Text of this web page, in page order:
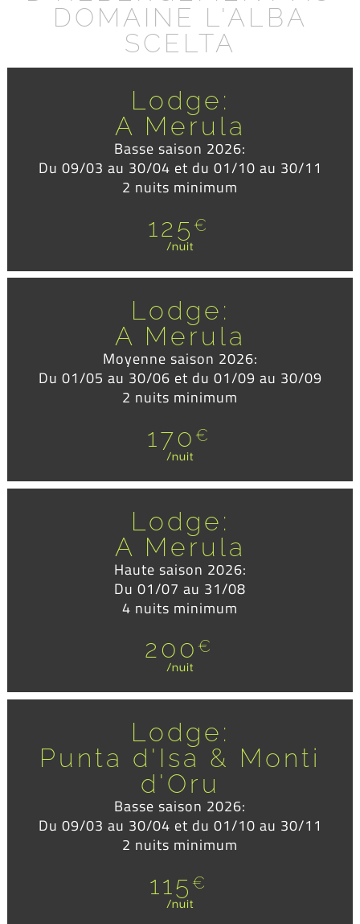
DOMAINE L'ALBA
SCELTA
Lodge:
A Merula
Basse saison 2026:
Du 09/03 au 30/04 et du 01/10 au 30/11
2 nuits minimum
125 €
/nuit
Lodge:
A Merula
Moyenne saison 2026:
Du 01/05 au 30/06 et du 01/09 au 30/09
2 nuits minimum
170 €
/nuit
Lodge:
A Merula
Haute saison 2026:
Du 01/07 au 31/08
4 nuits minimum
200 €
/nuit
Lodge:
Punta d'Isa & Monti
d'Oru
Basse saison 2026:
Du 09/03 au 30/04 et du 01/10 au 30/11
2 nuits minimum
115 €
/nuit